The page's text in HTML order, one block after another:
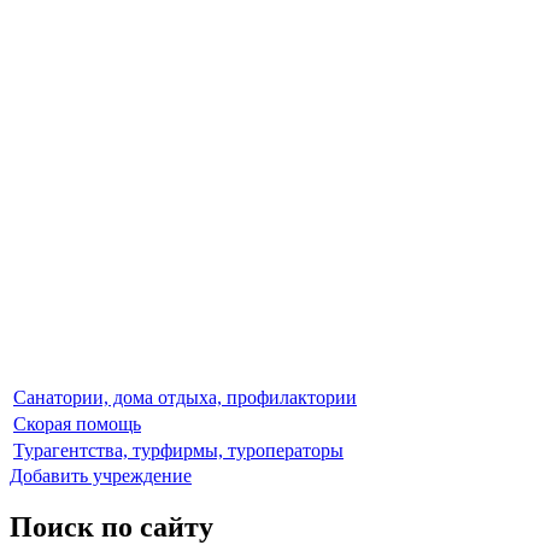
Санатории, дома отдыха, профилактории
Скорая помощь
Турагентства, турфирмы, туроператоры
Добавить учреждение
Поиск по сайту